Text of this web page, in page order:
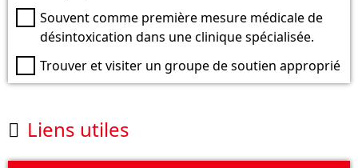
Souvent comme première mesure médicale de
désintoxication dans une clinique spécialisée.
Trouver et visiter un groupe de soutien approprié
 Liens utiles